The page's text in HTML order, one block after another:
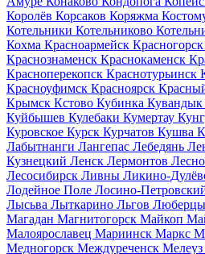
Королёв Корсаков Коряжма
Котельники Котельниково
Кохма Красноармейск Красногорск
Краснознаменск Краснокаменск
Красноперекопск Краснотурьинск
Красноуфимск Красноярск
Крымск Кстово Кубинка Кувандык
Куйбышев Кулебаки Кумертау
Куровское Курск Курчатов Кушва
Лабытнанги Лангепас Лебедянь
Кузнецкий Ленск Лермонтов
Лесосибирск Ливны Ликино-
Лодейное Поле Лосино-
Лысьва Лыткарино Льгов Люберцы
Магадан Магнитогорск Майкоп
Малоярославец Мариинск Маркс
Медногорск Междуреченск Мелеуз